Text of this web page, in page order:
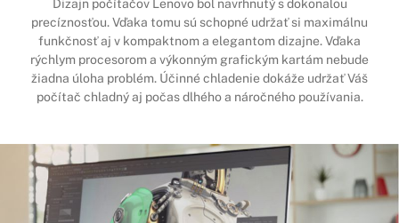
Dizajn počítačov Lenovo bol navrhnutý s dokonalou
precíznosťou. Vďaka tomu sú schopné udržať si maximálnu
funkčnosť aj v kompaktnom a elegantom dizajne. Vďaka
rýchlym procesorom a výkonným grafickým kartám nebude
žiadna úloha problém. Účinné chladenie dokáže udržať Váš
počítač chladný aj počas dlhého a náročného používania.